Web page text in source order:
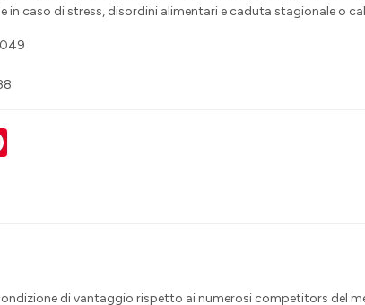
in caso di stress, disordini alimentari e caduta stagionale o
di vantaggio rispetto ai numerosi competitors del